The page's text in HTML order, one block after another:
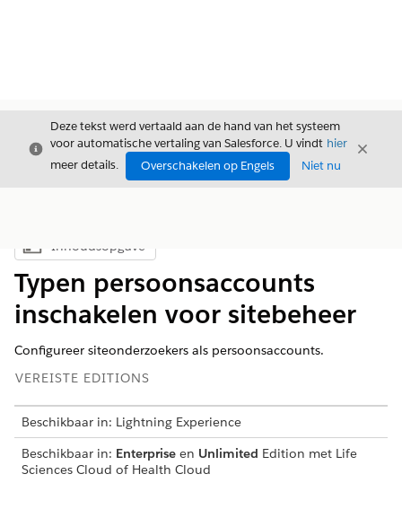
Sluiten
Deze tekst werd vertaald aan de hand van het systeem
voor automatische vertaling van Salesforce. U vindt hier
meer details.
Overschakelen op Engels Niet nu
Sluiten
Inhoudsopgave weergeven
Inhoudsopgave
Typen persoonsaccounts
inschakelen voor sitebeheer
Configureer siteonderzoekers als persoonsaccounts.
VEREISTE EDITIONS
Beschikbaar in: Lightning Experience
Beschikbaar in: Enterprise en Unlimited Edition met Life
Sciences Cloud of Health Cloud